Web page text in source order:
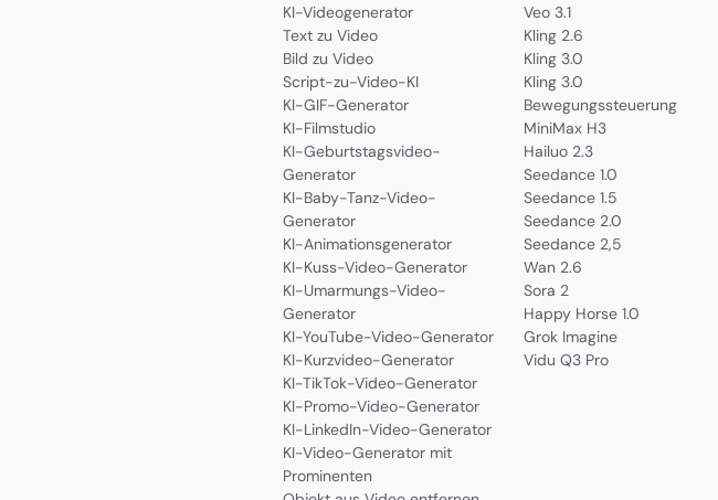
KI-Videogenerator
Text zu Video
Bild zu Video
Script-zu-Video-KI
KI-GIF-Generator
KI-Filmstudio
KI-Geburtstagsvideo-
Generator
KI-Baby-Tanz-Video-
Generator
KI-Animationsgenerator
KI-Kuss-Video-Generator
KI-Umarmungs-Video-
Generator
KI-YouTube-Video-Generator
KI-Kurzvideo-Generator
KI-TikTok-Video-Generator
KI-Promo-Video-Generator
KI-LinkedIn-Video-Generator
KI-Video-Generator mit
Prominenten
Veo 3.1
Kling 2.6
Kling 3.0
Kling 3.0
Bewegungssteuerung
MiniMax H3
Hailuo 2.3
Seedance 1.0
Seedance 1.5
Seedance 2.0
Seedance 2,5
Wan 2.6
Sora 2
Happy Horse 1.0
Grok Imagine
Vidu Q3 Pro